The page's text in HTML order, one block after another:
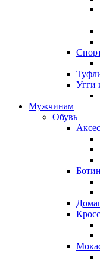
Угги
Мужчинам
Обувь